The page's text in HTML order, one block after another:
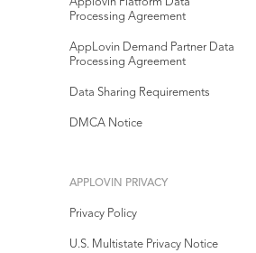
Processing Agreement
AppLovin Demand Partner Data
Processing Agreement
Data Sharing Requirements
DMCA Notice
APPLOVIN PRIVACY
Privacy Policy
U.S. Multistate Privacy Notice